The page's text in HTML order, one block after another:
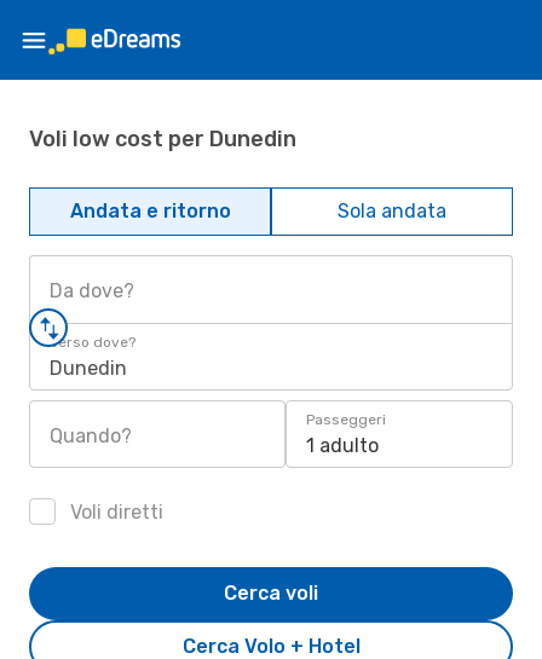
Voli low cost per Dunedin
Andata e ritorno Sola andata
Da dove?
Verso dove?
Dunedin
Quando?
Passeggeri
1 adulto
Voli diretti
Cerca Volo + Hotel
Cerca voli